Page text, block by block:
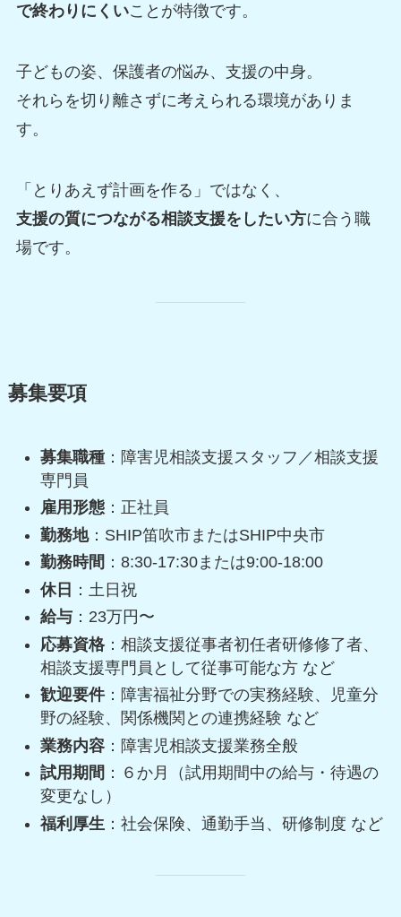
で終わりにくいことが特徴です。
子どもの姿、保護者の悩み、支援の中身。
それらを切り離さずに考えられる環境がありま
す。
「とりあえず計画を作る」ではなく、
支援の質につながる相談支援をしたい方に合う職
場です。
募集要項
募集職種：障害児相談支援スタッフ／相談支援
専門員
雇用形態：正社員
勤務地：SHIP笛吹市またはSHIP中央市
勤務時間 ：8:30-17:30または9:00-18:00
休日 ：土日祝
給与：23万円〜
応募資格：相談支援従事者初任者研修修了者、
相談支援専門員として従事可能な方 など
歓迎要件：障害福祉分野での実務経験、児童分
野の経験、関係機関との連携経験 など
業務内容：障害児相談支援業務全般
試用期間 ：６か月（試用期間中の給与・待遇の
変更なし）
福利厚生 ：社会保険、通勤手当、研修制度 など